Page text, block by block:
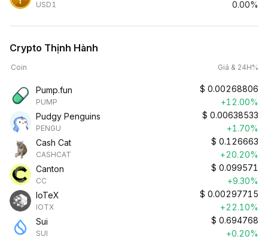
USD1
0.00%
Crypto Thịnh Hành
Coin Giá & 24H%
Pump.fun
PUMP
$ 0.00268806
+12.00%
Pudgy Penguins
PENGU
$ 0.00638533
+1.70%
Cash Cat
CASHCAT
$ 0.126663
+20.20%
Canton
CC
$ 0.099571
+9.30%
IoTeX
IOTX
$ 0.00297715
+22.10%
Sui
SUI
$ 0.694768
+0.20%